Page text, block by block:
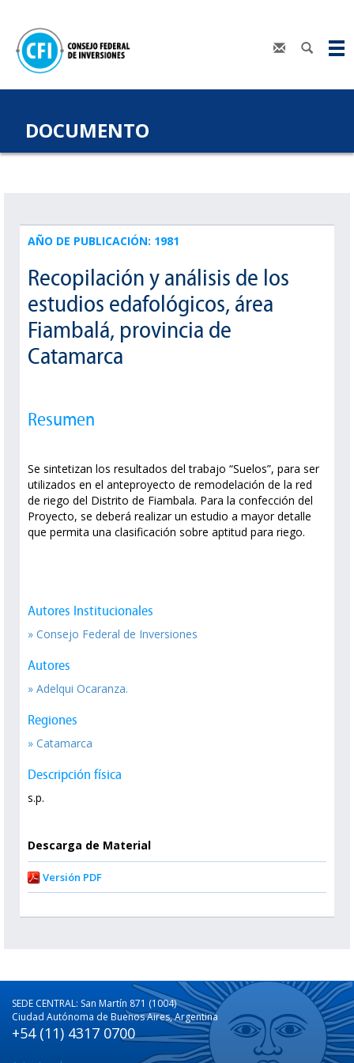
DOCUMENTO
AÑO DE PUBLICACIÓN: 1981
Recopilación y análisis de los
estudios edafológicos, área
Fiambalá, provincia de
Catamarca
Resumen
Se sintetizan los resultados del trabajo “Suelos”, para ser
utilizados en el anteproyecto de remodelación de la red
de riego del Distrito de Fiambala. Para la confección del
Proyecto, se deberá realizar un estudio a mayor detalle
que permita una clasificación sobre aptitud para riego.
Autores Institucionales
» Consejo Federal de Inversiones
Autores
» Adelqui Ocaranza.
Regiones
» Catamarca
Descripción física
s.p.
Descarga de Material
Versión PDF
SEDE CENTRAL: San Martín 871 (1004)
Ciudad Autónoma de Buenos Aires, Argentina
+54 (11) 4317 0700